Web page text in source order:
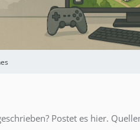
Postet es hier.